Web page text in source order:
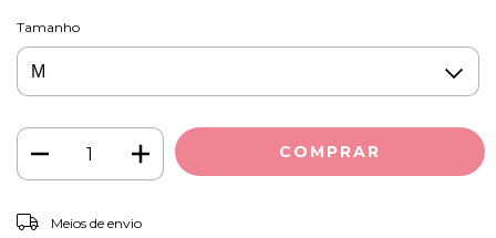
Tamanho
Entregas para o CEP:
Meios de envio